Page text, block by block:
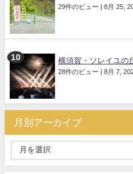
29件のビュー | 8月 25,
横須賀・ソレイユの
28件のビュー | 8月 7,
月別アーカイブ